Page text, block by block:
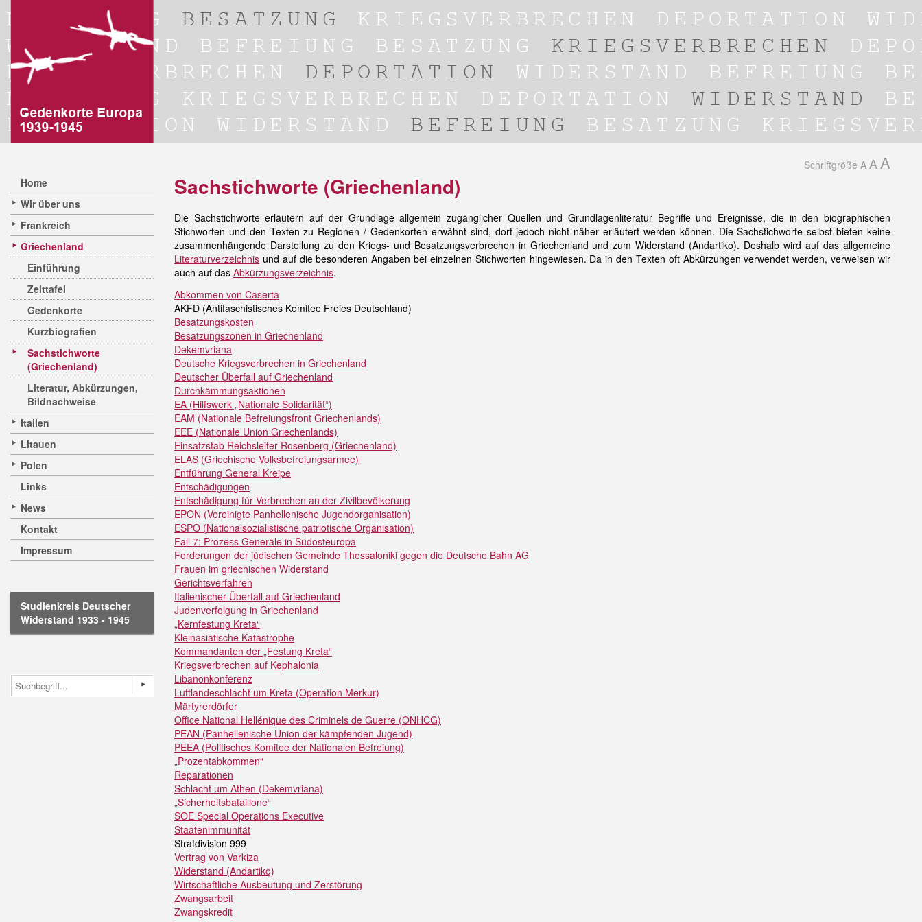
Home
Wir über uns
Frankreich
Griechenland
Einführung
Zeittafel
Gedenkorte
Kurzbiografien
Sachstichworte
(Griechenland)
Literatur, Abkürzungen,
Bildnachweise
Italien
Litauen
Polen
Links
News
Kontakt
Impressum
Studienkreis Deutscher
Widerstand 1933 - 1945
Schriftgröße A A A
Sachstichworte (Griechenland)
Die Sachstichworte erläutern auf der Grundlage allgemein zugänglicher Quellen und Grundlagenliteratur Begriffe und Ereignisse, die in den biographischen
Stichworten und den Texten zu Regionen / Gedenkorten erwähnt sind, dort jedoch nicht näher erläutert werden können. Die Sachstichworte selbst bieten keine
zusammenhängende Darstellung zu den Kriegs- und Besatzungsverbrechen in Griechenland und zum Widerstand (Andartiko). Deshalb wird auf das allgemeine
Literaturverzeichnis und auf die besonderen Angaben bei einzelnen Stichworten hingewiesen. Da in den Texten oft Abkürzungen verwendet werden, verweisen wir
auch auf das Abkürzungsverzeichnis.
Abkommen von Caserta
AKFD (Antifaschistisches Komitee Freies Deutschland)
Besatzungskosten
Besatzungszonen in Griechenland
Dekemvriana
Deutsche Kriegsverbrechen in Griechenland
Deutscher Überfall auf Griechenland
Durchkämmungsaktionen
EA (Hilfswerk „Nationale Solidarität“)
EAM (Nationale Befreiungsfront Griechenlands)
EEE (Nationale Union Griechenlands)
Einsatzstab Reichsleiter Rosenberg (Griechenland)
ELAS (Griechische Volksbefreiungsarmee)
Entführung General Kreipe
Entschädigungen
Entschädigung für Verbrechen an der Zivilbevölkerung
EPON (Vereinigte Panhellenische Jugendorganisation)
ESPO (Nationalsozialistische patriotische Organisation)
Fall 7: Prozess Generäle in Südosteuropa
Forderungen der jüdischen Gemeinde Thessaloniki gegen die Deutsche Bahn AG
Frauen im griechischen Widerstand
Gerichtsverfahren
Italienischer Überfall auf Griechenland
Judenverfolgung in Griechenland
„Kernfestung Kreta“
Kleinasiatische Katastrophe
Kommandanten der „Festung Kreta“
Kriegsverbrechen auf Kephalonia
Libanonkonferenz
Luftlandeschlacht um Kreta (Operation Merkur)
Märtyrerdörfer
Office National Hellénique des Criminels de Guerre (ONHCG)
PEAN (Panhellenische Union der kämpfenden Jugend)
PEEA (Politisches Komitee der Nationalen Befreiung)
„Prozentabkommen“
Reparationen
Schlacht um Athen (Dekemvriana)
„Sicherheitsbataillone“
SOE Special Operations Executive
Staatenimmunität
Strafdivision 999
Vertrag von Varkiza
Widerstand (Andartiko)
Wirtschaftliche Ausbeutung und Zerstörung
Zwangsarbeit
Zwangskredit